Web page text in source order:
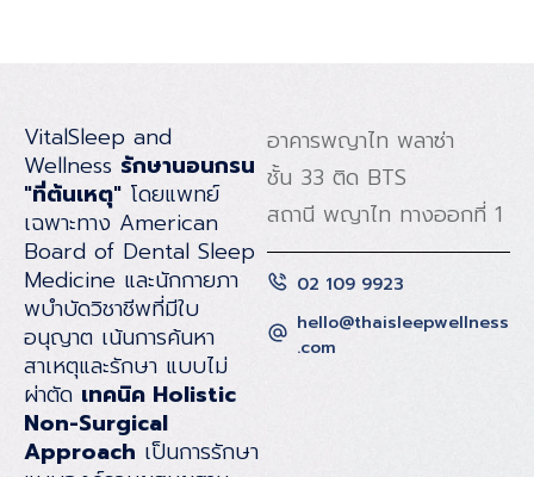
VitalSleep and
Wellness รักษานอนกรน
"ที่ต้นเหตุ" โดยแพทย์
เฉพาะทาง American
Board of Dental Sleep
Medicine และนักกายภา
พบําบัดวิชาชีพที่มีใบ
อนุญาต เน้นการค้นหา
สาเหตุและรักษา แบบไม่
ผ่าตัด เทคนิค Holistic
Non-Surgical
Approach เป็นการรักษา
อาคารพญาไท พลาซ่า
ชั้น 33 ติด BTS
สถานี พญาไท ทางออกที่ 1
02 109 9923
hello@thaisleepwellness
.com